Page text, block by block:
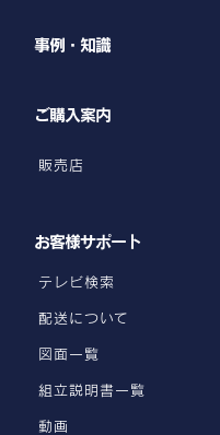
事例・知識
ご購入案内
販売店
お客様サポート
テレビ検索
配送について
図面一覧
組立説明書一覧
動画